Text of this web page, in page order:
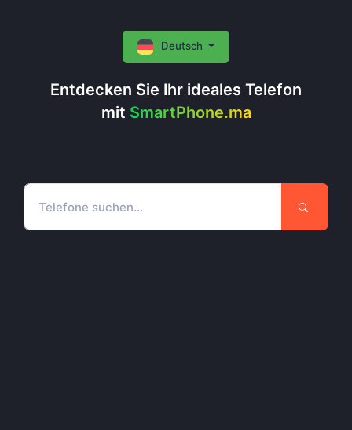
Entdecken Sie Ihr ideales Telefon
mit SmartPhone.ma
Deutsch